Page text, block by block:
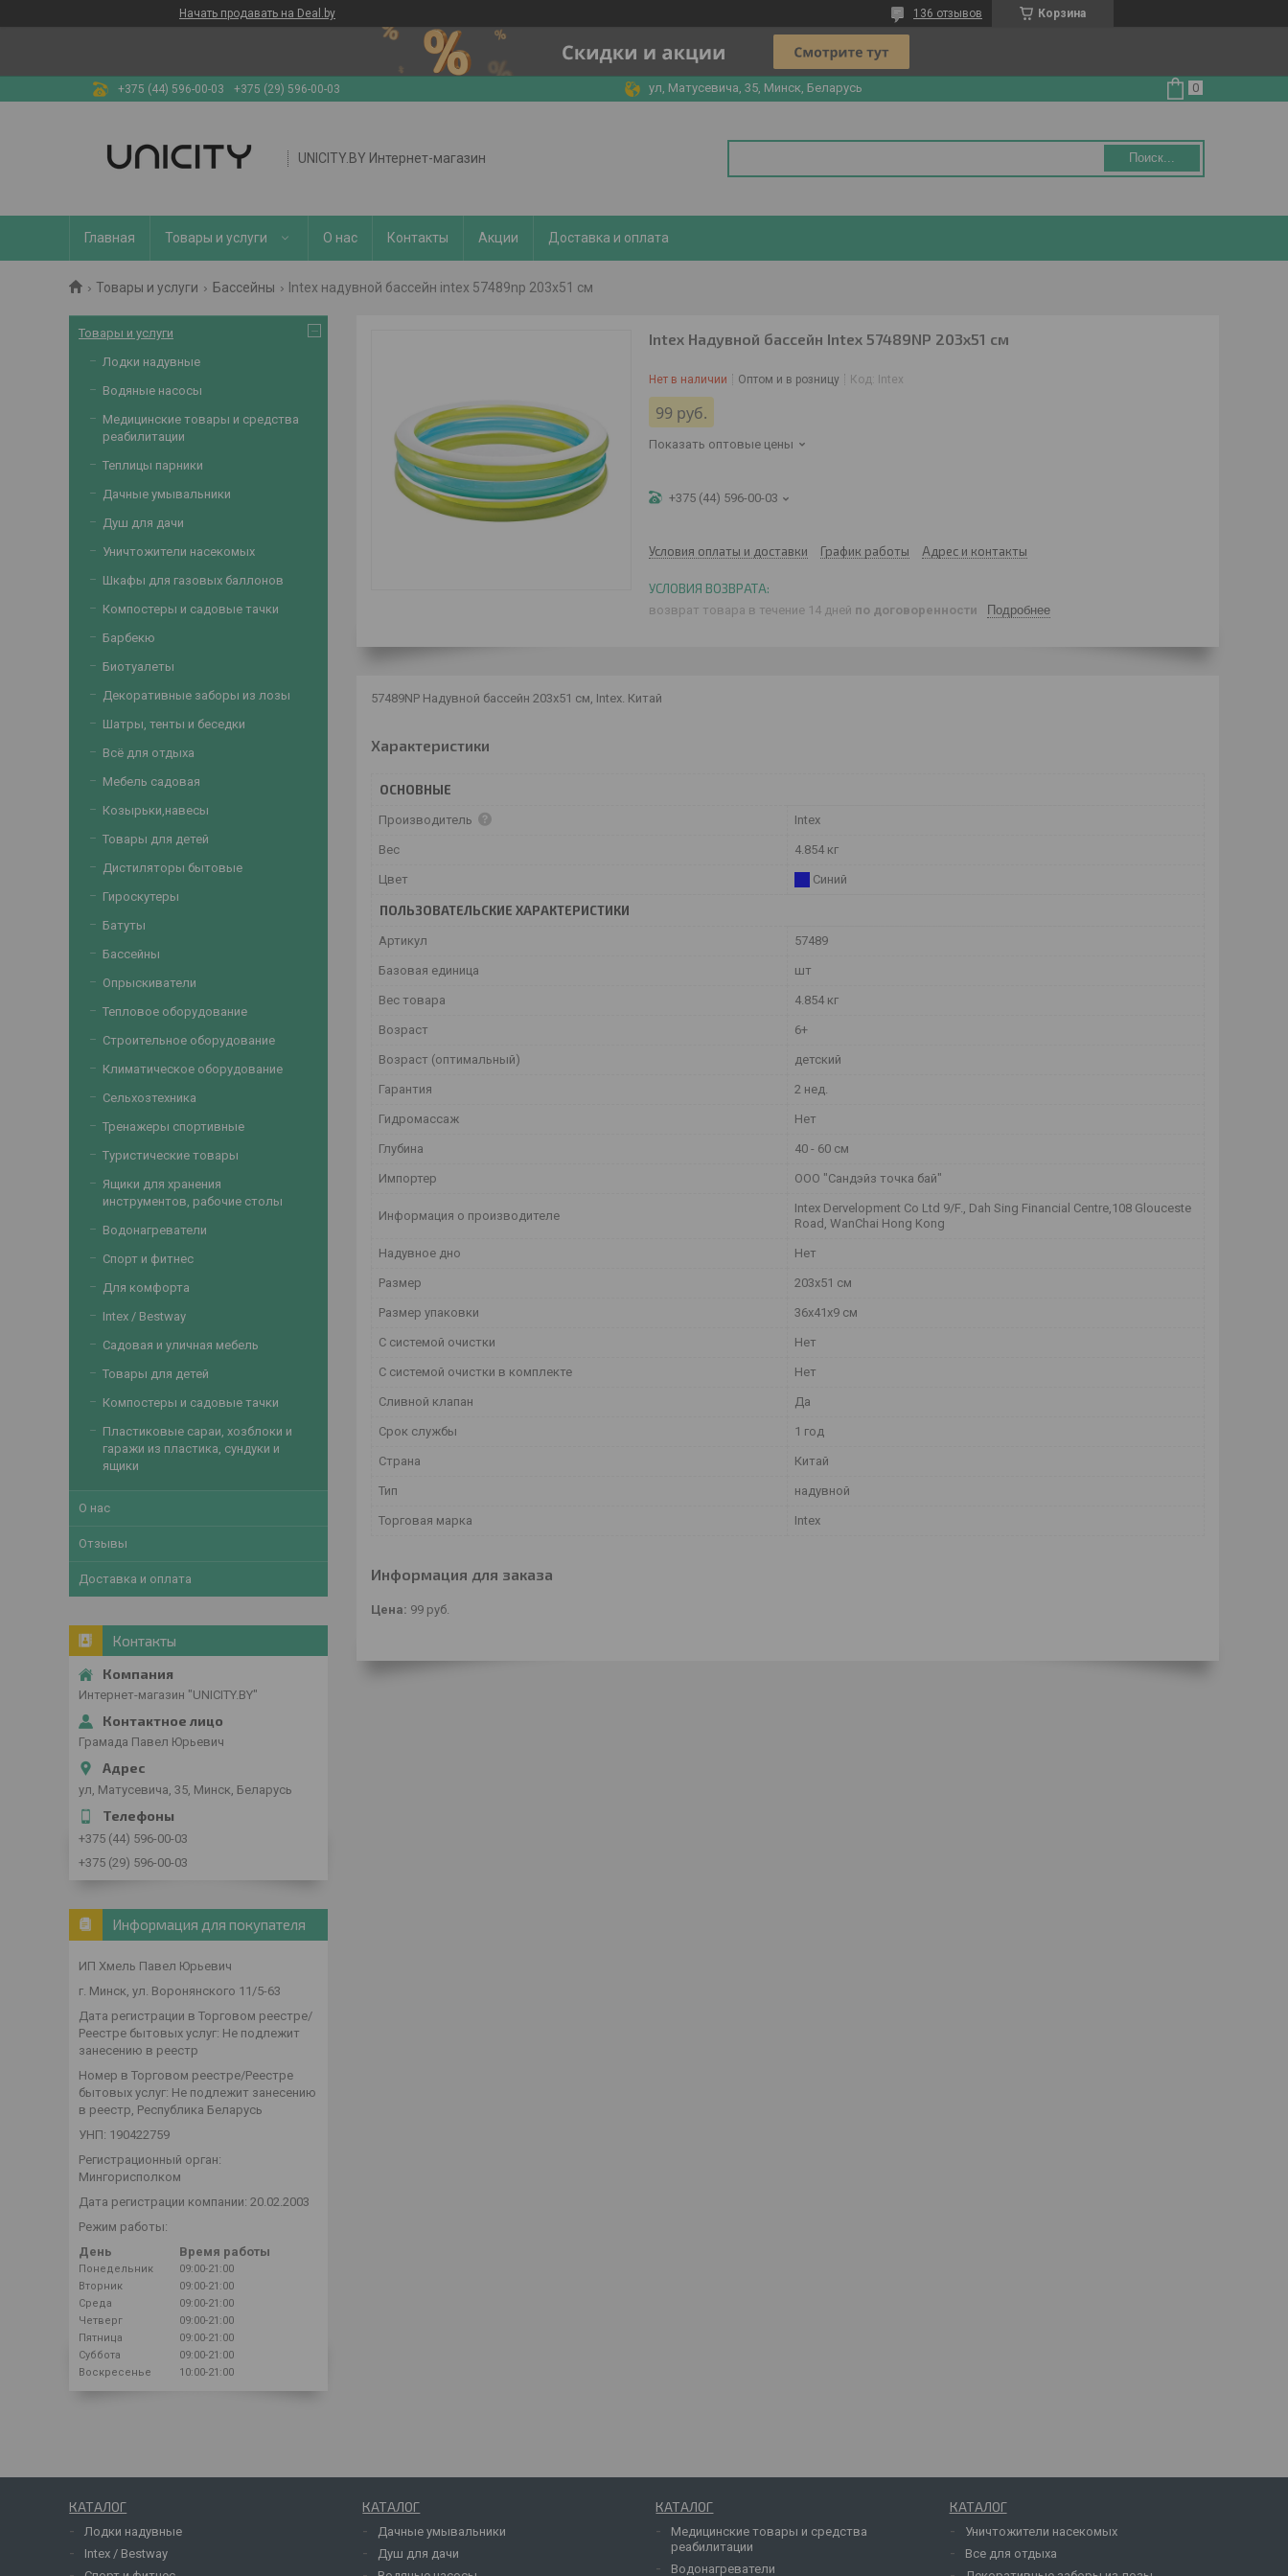
Начать продавать на Deal.by Корзина
136 отзывов
+375 (44) 596-00-03 +375 (29) 596-00-03 ул, Матусевича, 35, Минск, Беларусь
UNICITY.BY Интернет-магазин Поиск...
Главная Товары и услуги О нас Контакты Акции Доставка и оплата
Товары и услуги Бассейны Intex надувной бассейн intex 57489np 203x51 см
Intex Надувной бассейн Intex 57489NP 203x51 см
Нет в наличии Оптом и в розницу Код: Intex
99 руб.
Показать оптовые цены
+375 (44) 596-00-03
Условия оплаты и доставки График работы Адрес и контакты
возврат товара в течение 14 дней по договоренности Подробнее
57489NP Надувной бассейн 203x51 см, Intex. Китай
Характеристики
ОСНОВНЫЕ
Производитель Intex
Вес 4.854 кг
Цвет Синий
ПОЛЬЗОВАТЕЛЬСКИЕ ХАРАКТЕРИСТИКИ
Артикул 57489
Базовая единица шт
Вес товара 4.854 кг
Возраст 6+
Возраст (оптимальный) детский
Гарантия 2 нед.
Гидромассаж Нет
Глубина 40 - 60 см
Импортер ООО "Сандэйз точка бай"
Информация о производителе
Intex Dervelopment Co Ltd 9/F., Dah Sing Financial Centre,108 Glouceste
Road, WanChai Hong Kong
Надувное дно Нет
Размер 203x51 см
Размер упаковки 36х41х9 см
С системой очистки Нет
С системой очистки в комплекте Нет
Сливной клапан Да
Срок службы 1 год
Страна Китай
Тип надувной
Торговая марка Intex
Информация для заказа
Цена: 99 руб.
Товары и услуги
Лодки надувные
Водяные насосы
Медицинские товары и средства
реабилитации
Теплицы парники
Дачные умывальники
Душ для дачи
Уничтожители насекомых
Шкафы для газовых баллонов
Компостеры и садовые тачки
Барбекю
Биотуалеты
Декоративные заборы из лозы
Шатры, тенты и беседки
Всё для отдыха
Мебель садовая
Козырьки,навесы
Товары для детей
Дистиляторы бытовые
Гироскутеры
Батуты
Бассейны
Опрыскиватели
Тепловое оборудование
Строительное оборудование
Климатическое оборудование
Сельхозтехника
Тренажеры спортивные
Туристические товары
Ящики для хранения
инструментов, рабочие столы
Водонагреватели
Спорт и фитнес
Для комфорта
Intex / Bestway
Садовая и уличная мебель
Товары для детей
Компостеры и садовые тачки
Пластиковые сараи, хозблоки и
гаражи из пластика, сундуки и
ящики
О нас
Отзывы
Доставка и оплата
Контакты
Интернет-магазин "UNICITY.BY"
Грамада Павел Юрьевич
ул, Матусевича, 35, Минск, Беларусь
+375 (44) 596-00-03
+375 (29) 596-00-03
Информация для покупателя
ИП Хмель Павел Юрьевич
г. Минск, ул. Воронянского 11/5-63
Дата регистрации в Торговом реестре/
Реестре бытовых услуг: Не подлежит
занесению в реестр
Номер в Торговом реестре/Реестре
бытовых услуг: Не подлежит занесению
в реестр, Республика Беларусь
УНП: 190422759
Регистрационный орган:
Мингорисполком
Дата регистрации компании: 20.02.2003
Режим работы:
День
Время работы
Понедельник
09:00-21:00
Вторник
09:00-21:00
Среда
09:00-21:00
Четверг
09:00-21:00
Пятница
09:00-21:00
Суббота
09:00-21:00
Воскресенье
10:00-21:00
КАТАЛОГ
Лодки надувные
Intex / Bestway
КАТАЛОГ
Дачные умывальники
Душ для дачи
КАТАЛОГ
Медицинские товары и средства
реабилитации
Водонагреватели
КАТАЛОГ
Уничтожители насекомых
Все для отдыха